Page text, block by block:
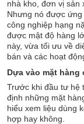
nhà kho, đơn vị sản
Nhưng nó được
công nghiệp hạng
được mật độ hàng
này, vừa tối ưu về
bán và các hoạt
Dựa vào mặt
Trước khi đầu tư hệ
định những mặt
hiểu xem liệu dùng
hợp hay không.